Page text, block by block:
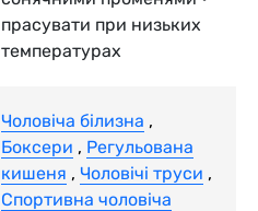
прасувати при низьких
температурах
Чоловіча білизна ,
Боксери , Регульована
кишеня , Чоловічі труси ,
Спортивна чоловіча